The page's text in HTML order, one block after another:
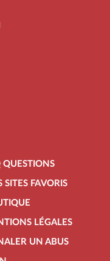
QUESTIONS
SITES FAVORIS
LÉGALES
UN ABUS